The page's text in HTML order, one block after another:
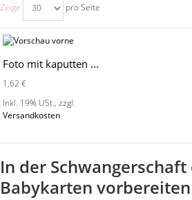
Zeige pro Seite
Foto mit kaputten Rahmen - MO2007
1,62 €
Inkl. 19% USt.,zzgl.
Versandkosten
In der Schwangerschaft
Babykarten vorbereiten